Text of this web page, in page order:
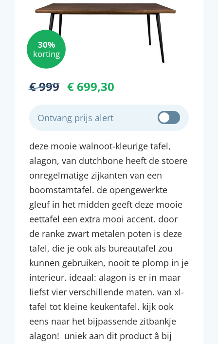
30%
korting
€ 999 € 699,30
Ontvang prijs alert
deze mooie walnoot-kleurige tafel,
alagon, van dutchbone heeft de stoere
onregelmatige zijkanten van een
boomstamtafel. de opengewerkte
gleuf in het midden geeft deze mooie
eettafel een extra mooi accent. door
de ranke zwart metalen poten is deze
tafel, die je ook als bureautafel zou
kunnen gebruiken, nooit te plomp in je
interieur. ideaal: alagon is er in maar
liefst vier verschillende maten. van xl-
tafel tot kleine keukentafel. kijk ook
eens naar het bijpassende zitbankje
alagon! uniek aan dit product â bij